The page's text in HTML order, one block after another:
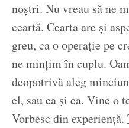
noștri. Nu vreau să ne
ceartă. Cearta are și
greu, ca o operație pe
ne mințim în cuplu.
deopotrivă aleg
el, sau ea și ea. Vine o
Vorbesc din experiență.